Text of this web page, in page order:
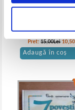
Adaugă în coș
Wales, volumul 2. King
cave
Pret:15,00Lei 10,50
Adaugă în coș